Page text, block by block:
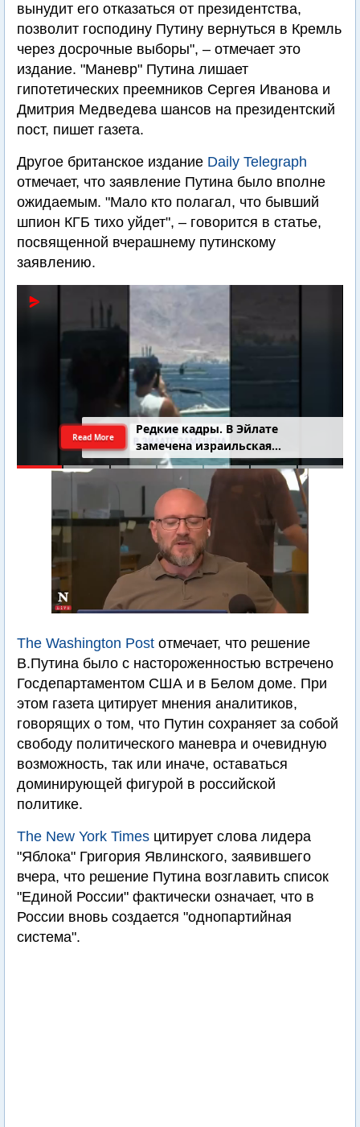
вынудит его отказаться от президентства,
позволит господину Путину вернуться в Кремль
через досрочные выборы", – отмечает это
издание. "Маневр" Путина лишает
гипотетических преемников Сергея Иванова и
Дмитрия Медведева шансов на президентский
пост, пишет газета.
Другое британское издание Daily Telegraph
отмечает, что заявление Путина было вполне
ожидаемым. "Мало кто полагал, что бывший
шпион КГБ тихо уйдет", – говорится в статье,
посвященной вчерашнему путинскому
заявлению.
4-летний Юваль Коган найден
добровольцами
Read More
The Washington Post отмечает, что решение
В.Путина было с настороженностью встречено
Госдепартаментом США и в Белом доме. При
этом газета цитирует мнения аналитиков,
говорящих о том, что Путин сохраняет за собой
свободу политического маневра и очевидную
возможность, так или иначе, оставаться
доминирующей фигурой в российской
политике.
The New York Times цитирует слова лидера
"Яблока" Григория Явлинского, заявившего
вчера, что решение Путина возглавить список
"Единой России" фактически означает, что в
России вновь создается "однопартийная
система".